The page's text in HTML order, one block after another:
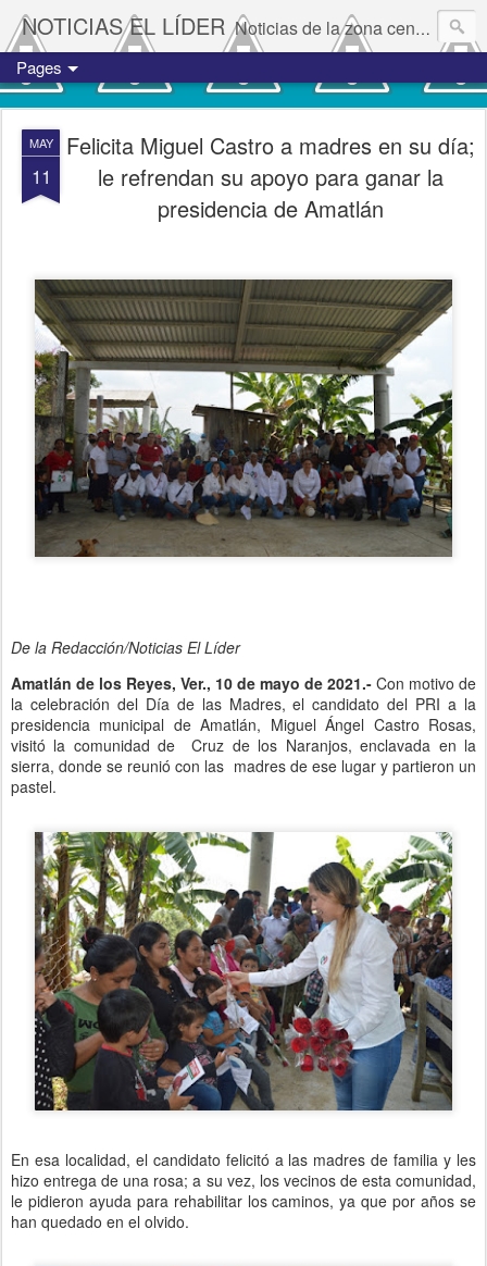
NOTICIAS EL LÍDER Noticias de la zona centro del estado de Veracruz.
Pages
MAY
11
Felicita Miguel Castro a madres en su día;
le refrendan su apoyo para ganar la
presidencia de Amatlán
De la Redacción/Noticias El Líder
Amatlán de los Reyes, Ver., 10 de mayo de 2021.- Con motivo de
la celebración del Día de las Madres, el candidato del PRI a la
presidencia municipal de Amatlán, Miguel Ángel Castro Rosas,
visitó la comunidad de Cruz de los Naranjos, enclavada en la
sierra, donde se reunió con las madres de ese lugar y partieron un
pastel.
En esa localidad, el candidato felicitó a las madres de familia y les
hizo entrega de una rosa; a su vez, los vecinos de esta comunidad,
le pidieron ayuda para rehabilitar los caminos, ya que por años se
han quedado en el olvido.